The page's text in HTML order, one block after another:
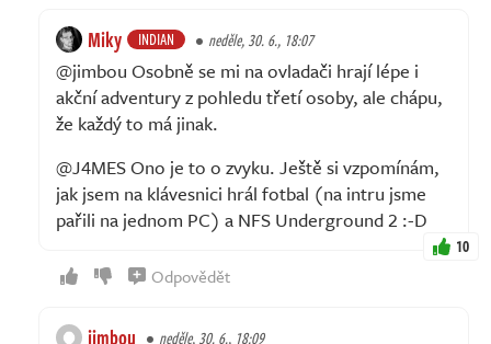
Miky INDIAN neděle, 30. 6., 18:07
@jimbou Osobně se mi na ovladači hrají lépe i
akční adventury z pohledu třetí osoby, ale chápu,
že každý to má jinak.
@J4MES Ono je to o zvyku. Ještě si vzpomínám,
jak jsem na klávesnici hrál fotbal (na intru jsme
pařili na jednom PC) a NFS Underground 2 :-D
10
Odpovědět
jimbou neděle, 30. 6., 18:09